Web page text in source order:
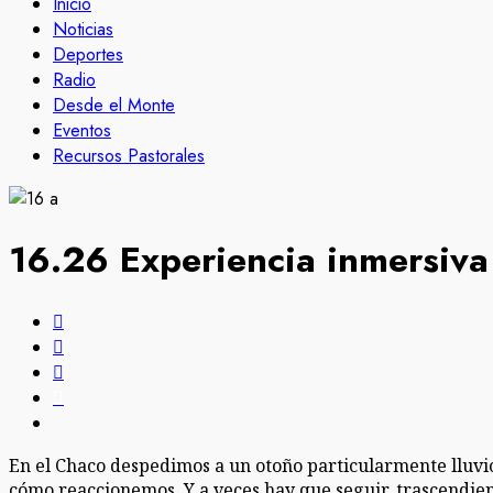
Noticias
Deportes
Radio
Desde el Monte
Eventos
Recursos Pastorales
16.26 Experiencia inmersiva
En el Chaco despedimos a un otoño particularmente